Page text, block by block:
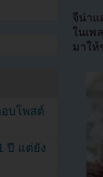
จีน่าแ
ในเพ
มาใ
บโพสต์
ปี แต่ยัง